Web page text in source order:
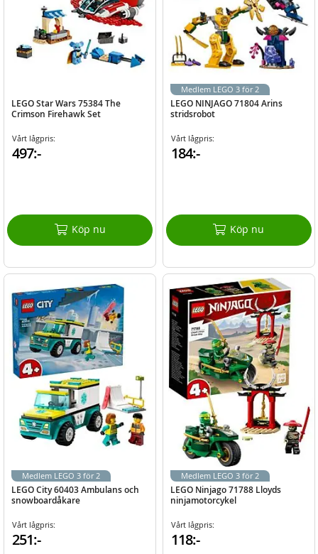
LEGO Star Wars 75384 The
Crimson Firehawk Set
Vårt lågpris:
497:-
Köp nu
LEGO NINJAGO 71804 Arins
stridsrobot
Vårt lågpris:
184:-
Köp nu
Medlem LEGO 3 för 2
LEGO City 60403 Ambulans och
snowboardåkare
Vårt lågpris:
251:-
Medlem LEGO 3 för 2
LEGO Ninjago 71788 Lloyds
ninjamotorcykel
Vårt lågpris:
118:-
Medlem LEGO 3 för 2